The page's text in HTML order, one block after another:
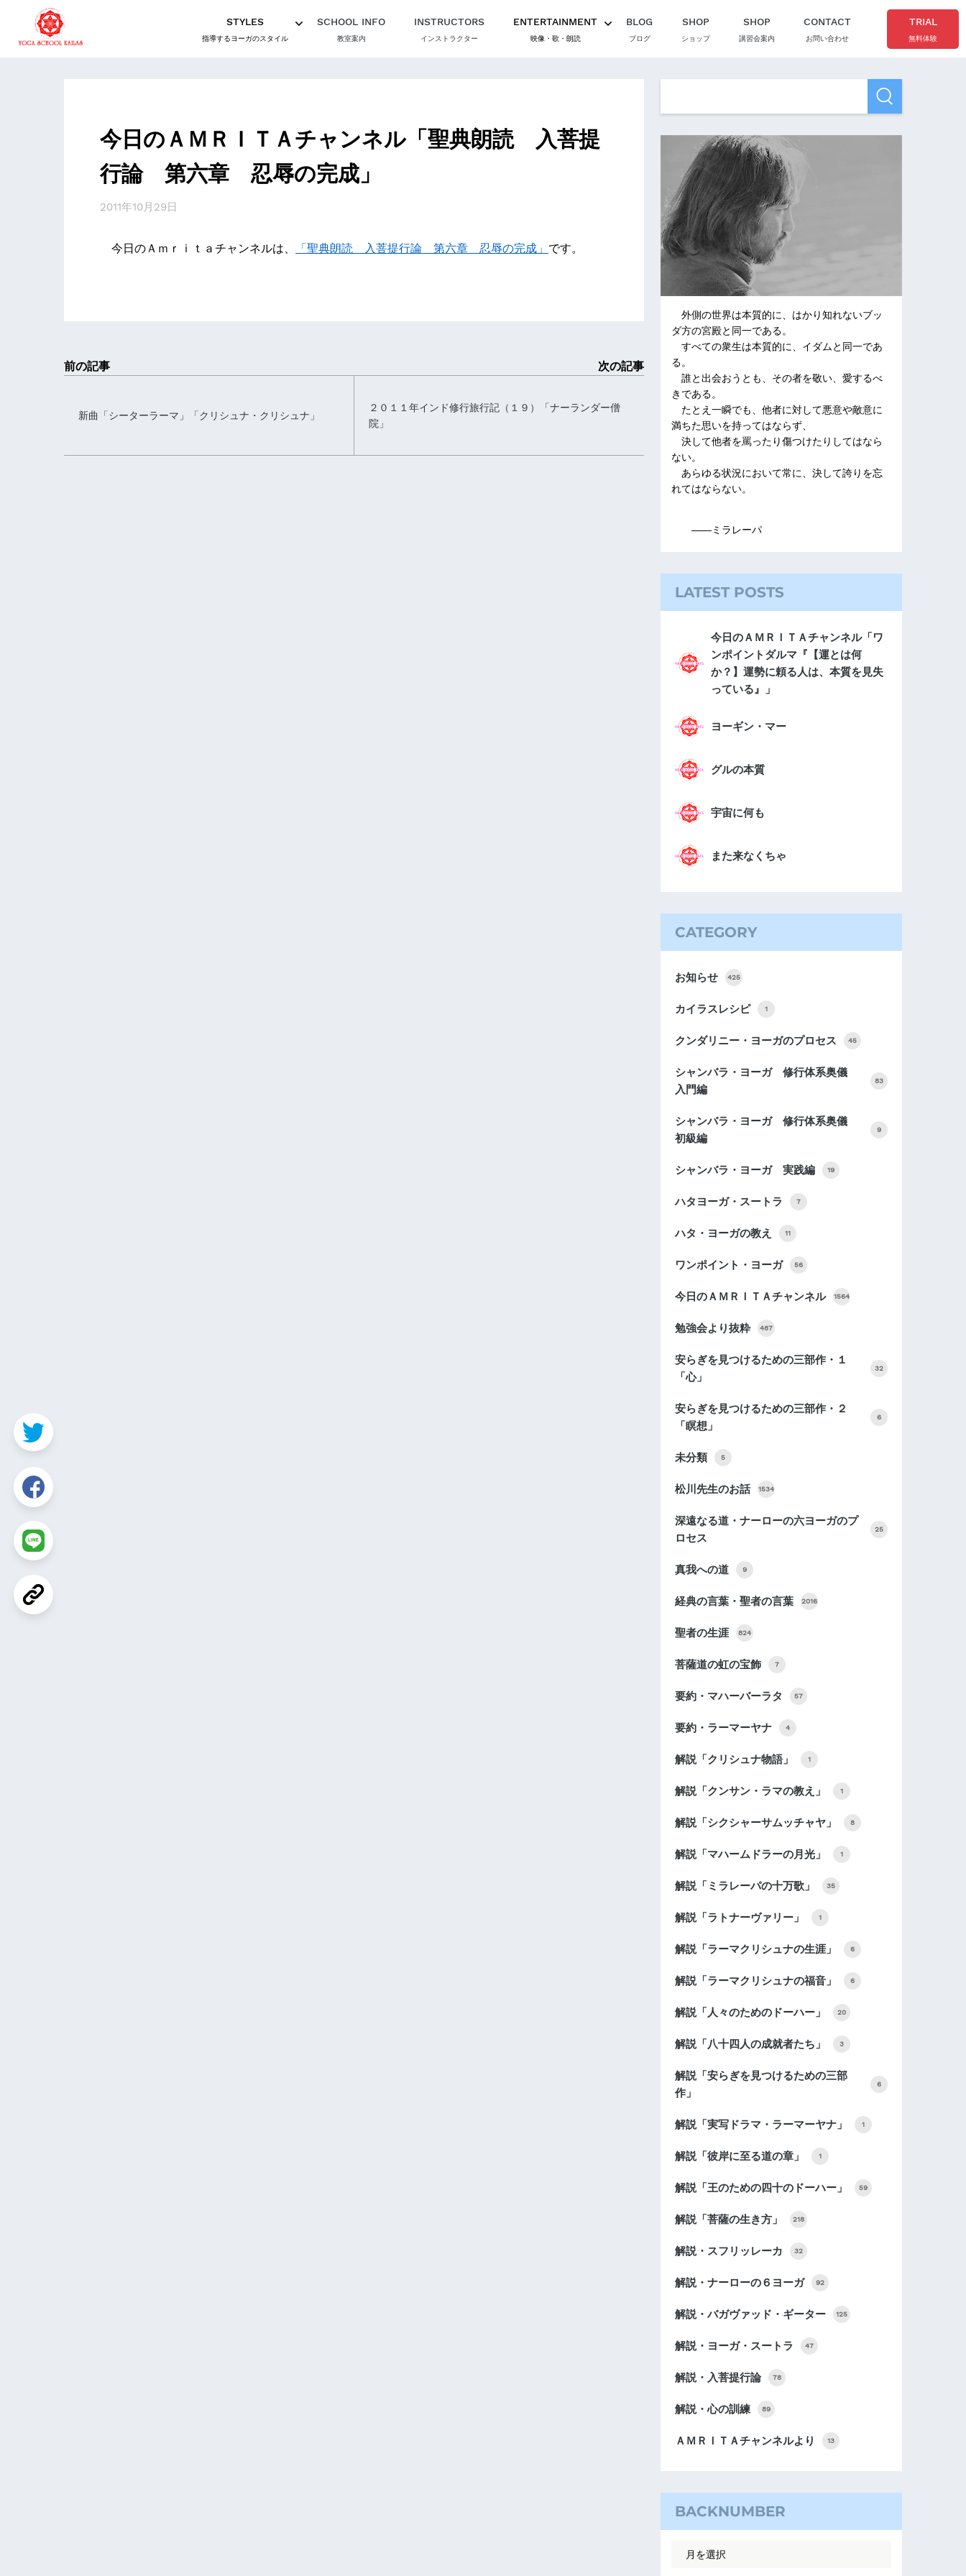
STYLES
指導するヨーガのスタイル
SCHOOL INFO
教室案内
INSTRUCTORS
インストラクター
ENTERTAINMENT
映像・歌・朗読
BLOG
ブログ
SHOP
ショップ
SHOP
講習会案内
CONTACT
お問い合わせ
TRIAL
無料体験
今日のＡＭＲＩＴＡチャンネル「聖典朗読 入菩提
行論 第六章 忍辱の完成」
2011年10月29日
今日のＡｍｒｉｔａチャンネルは、 「聖典朗読 入菩提行論 第六章 忍辱の完成」 です。
前の記事
新曲「シーターラーマ」「クリシュナ・クリシュナ」
次の記事
２０１１年インド修行旅行記（１９）「ナーランダー僧
院」
外側の世界は本質的に、はかり知れないブッ
ダ方の宮殿と同一である。
すべての衆生は本質的に、イダムと同一であ
る。
誰と出会おうとも、その者を敬い、愛するべ
きである。
たとえ一瞬でも、他者に対して悪意や敵意に
満ちた思いを持ってはならず、
決して他者を罵ったり傷つけたりしてはなら
ない。
あらゆる状況において常に、決して誇りを忘
れてはならない。
――ミラレーパ
LATEST POSTS
今日のＡＭＲＩＴＡチャンネル「ワ
ンポイントダルマ『【運とは何
か？】運勢に頼る人は、本質を見失
っている』」
ヨーギン・マー
グルの本質
宇宙に何も
また来なくちゃ
CATEGORY
お知らせ 425
カイラスレシピ 1
クンダリニー・ヨーガのプロセス 45
シャンバラ・ヨーガ 修行体系奥儀
入門編
83
シャンバラ・ヨーガ 修行体系奥儀
初級編
9
シャンバラ・ヨーガ 実践編 19
ハタヨーガ・スートラ 7
ハタ・ヨーガの教え 11
ワンポイント・ヨーガ 56
今日のＡＭＲＩＴＡチャンネル 1564
勉強会より抜粋 487
安らぎを見つけるための三部作・１
「心」
32
安らぎを見つけるための三部作・２
「瞑想」
6
未分類 5
松川先生のお話 1534
深遠なる道・ナーローの六ヨーガのプ
ロセス
25
真我への道 9
経典の言葉・聖者の言葉 2016
聖者の生涯 824
菩薩道の虹の宝飾 7
要約・マハーバーラタ 57
要約・ラーマーヤナ 4
解説「クリシュナ物語」 1
解説「クンサン・ラマの教え」 1
解説「シクシャーサムッチャヤ」 8
解説「マハームドラーの月光」 1
解説「ミラレーパの十万歌」 35
解説「ラトナーヴァリー」 1
解説「ラーマクリシュナの生涯」 6
解説「ラーマクリシュナの福音」 6
解説「人々のためのドーハー」 20
解説「八十四人の成就者たち」 3
解説「安らぎを見つけるための三部
作」
6
解説「実写ドラマ・ラーマーヤナ」 1
解説「彼岸に至る道の章」 1
解説「王のための四十のドーハー」 59
解説「菩薩の生き方」 218
解説・スフリッレーカ 32
解説・ナーローの６ヨーガ 92
解説・バガヴァッド・ギーター 125
解説・ヨーガ・スートラ 47
解説・入菩提行論 78
解説・心の訓練 89
ＡＭＲＩＴＡチャンネルより 13
BACKNUMBER